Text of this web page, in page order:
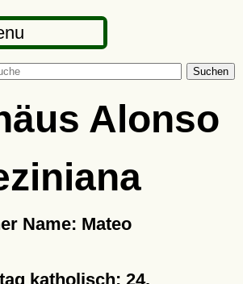
Suchen
Alonso
Name: Mateo
katholisch: 24.